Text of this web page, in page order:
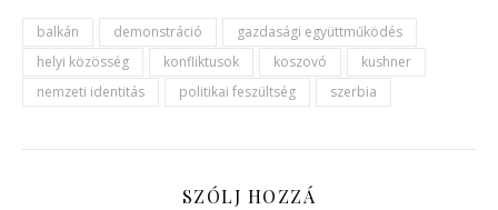
balkán demonstráció
gazdasági együttműködés
helyi közösség
konfliktusok koszovó
kushner
nemzeti identitás
politikai feszültség szerbia
SZÓLJ HOZZÁ